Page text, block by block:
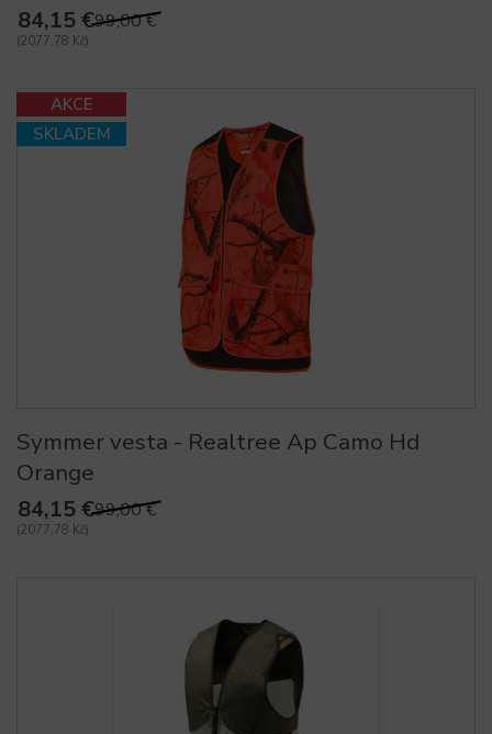
84,15 €99,00 €
(2077,78 Kč)
AKCE
SKLADEM
Symmer vesta - Realtree Ap Camo Hd
Orange
84,15 €99,00 €
(2077,78 Kč)